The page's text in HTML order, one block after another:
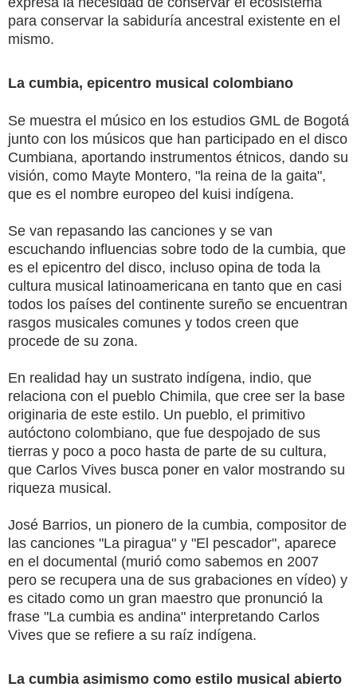
para conservar la sabiduría ancestral existente en el
mismo.
La cumbia, epicentro musical colombiano
Se muestra el músico en los estudios GML de Bogotá
junto con los músicos que han participado en el disco
Cumbiana, aportando instrumentos étnicos, dando su
visión, como Mayte Montero, "la reina de la gaita",
que es el nombre europeo del kuisi indígena.
Se van repasando las canciones y se van
escuchando influencias sobre todo de la cumbia, que
es el epicentro del disco, incluso opina de toda la
cultura musical latinoamericana en tanto que en casi
todos los países del continente sureño se encuentran
rasgos musicales comunes y todos creen que
procede de su zona.
En realidad hay un sustrato indígena, indio, que
relaciona con el pueblo Chimila, que cree ser la base
originaria de este estilo. Un pueblo, el primitivo
autóctono colombiano, que fue despojado de sus
tierras y poco a poco hasta de parte de su cultura,
que Carlos Vives busca poner en valor mostrando su
riqueza musical.
José Barrios, un pionero de la cumbia, compositor de
las canciones "La piragua" y "El pescador", aparece
en el documental (murió como sabemos en 2007
pero se recupera una de sus grabaciones en vídeo) y
es citado como un gran maestro que pronunció la
frase "La cumbia es andina" interpretando Carlos
Vives que se refiere a su raíz indígena.
La cumbia asimismo como estilo musical abierto